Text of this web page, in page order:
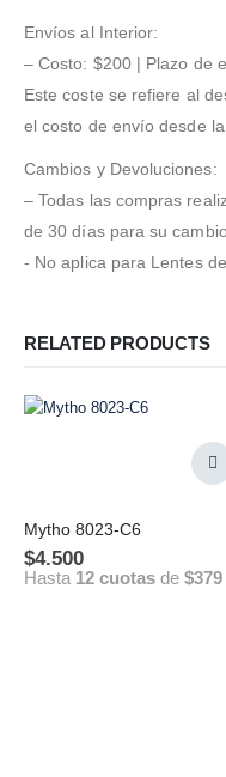
Envíos al Interior:
– Costo: $200 | Plazo de
Este coste se refiere al
el costo de envío desde
Cambios y Devoluciones:
– Todas las compras
de 30 días para su cambio.
- No aplica para Lentes
RELATED PRODUCTS
Mytho 8023-C6
$4.500
Hasta 12 cuotas de $379